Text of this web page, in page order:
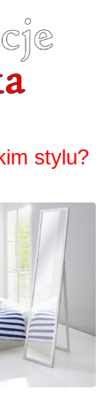
stylu?